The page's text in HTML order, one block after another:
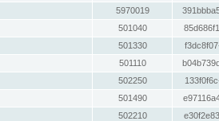
5970019
501040
501330
501110
502250
501490
502210